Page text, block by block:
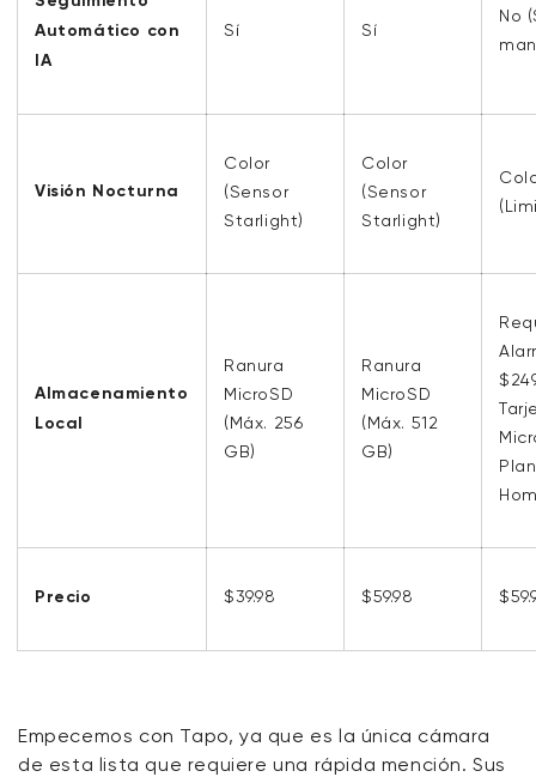
Automático con
IA
Sí Sí
No
Visión Nocturna
Color
(Sensor
Starlight)
Color
(Sensor
Starlight)
Almacenamiento
Local
Ranura
MicroSD
(Máx. 256
GB)
Ranura
MicroSD
(Máx. 512
GB)
Precio $39.98 $59.98
Empecemos con Tapo, ya que es la única cámara
de esta lista que requiere una rápida mención. Sus